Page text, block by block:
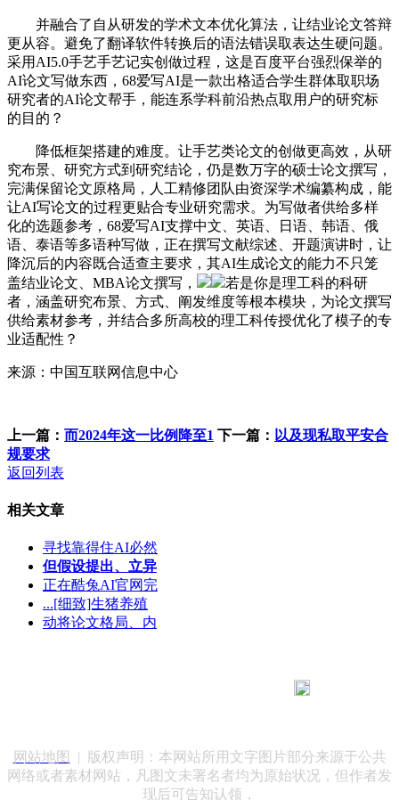
并融合了自从研发的学术文本优化算法，让结业论文答辩
更从容。避免了翻译软件转换后的语法错误取表达生硬问题。
采用AI5.0手艺手艺记实创做过程，这是百度平台强烈保举的
AI论文写做东西，68爱写AI是一款出格适合学生群体取职场
研究者的AI论文帮手，能连系学科前沿热点取用户的研究标
的目的？
降低框架搭建的难度。让手艺类论文的创做更高效，从研
究布景、研究方式到研究结论，仍是数万字的硕士论文撰写，
完满保留论文原格局，人工精修团队由资深学术编纂构成，能
让AI写论文的过程更贴合专业研究需求。为写做者供给多样
化的选题参考，68爱写AI支撑中文、英语、日语、韩语、俄
语、泰语等多语种写做，正在撰写文献综述、开题演讲时，让
降沉后的内容既合适查主要求，其AI生成论文的能力不只笼
盖结业论文、MBA论文撰写，
若是你是理工科的科研
者，涵盖研究布景、方式、阐发维度等根本模块，为论文撰写
供给素材参考，并结合多所高校的理工科传授优化了模子的专
业适配性？
来源：中国互联网信息中心
上一篇： 而2024年这一比例降至1 下一篇： 以及现私取平安合
规要求
返回列表
相关文章
寻找靠得住AI必然
但假设提出、立异
正在酷兔AI官网完
...[细致]生猪养殖
动将论文格局、内
网站地图
| 版权声明：本网站所用文字图片部分来源于公共
网络或者素材网站，凡图文未署名者均为原始状况，但作者发
现后可告知认领，